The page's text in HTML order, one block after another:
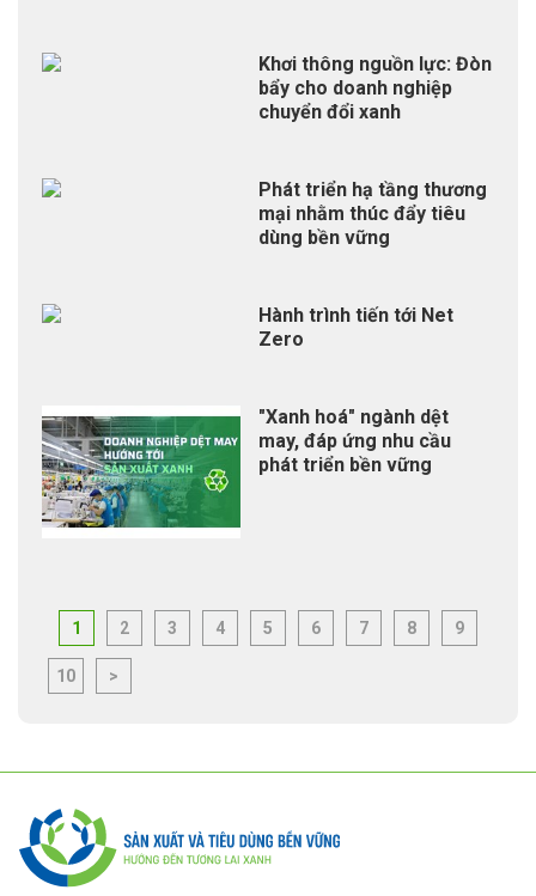
Khơi thông nguồn lực: Đòn
bẩy cho doanh nghiệp
chuyển đổi xanh
Phát triển hạ tầng thương
mại nhằm thúc đẩy tiêu
dùng bền vững
Hành trình tiến tới Net
Zero
"Xanh hoá" ngành dệt
may, đáp ứng nhu cầu
phát triển bền vững
1 2 3 4 5 6 7 8 9
10 >